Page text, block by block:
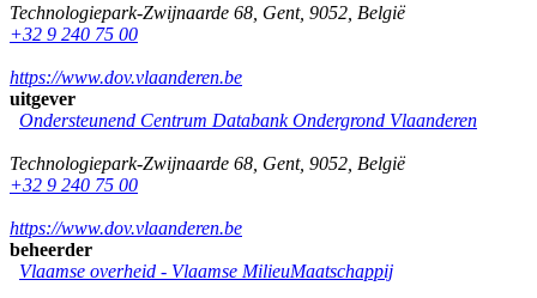
Technologiepark-Zwijnaarde 68 Gent, 9052 België
+32 9 240 75 00
https://www.dov.vlaanderen.be
uitgever
Ondersteunend Centrum Databank Ondergrond Vlaanderen
Technologiepark-Zwijnaarde 68 Gent, 9052 België
+32 9 240 75 00
https://www.dov.vlaanderen.be
beheerder
Vlaamse overheid - Vlaamse MilieuMaatschappij